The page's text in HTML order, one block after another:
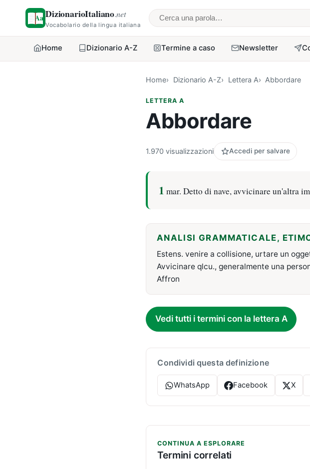
DizionarioItaliano.net
Vocabolario della lingua italiana Cerca una parola
Home Dizionario A-Z Termine a caso Newsletter
Home Dizionario A-Z Lettera A Abbordare
LETTERA A
Abbordare
1.970 visualizzazioni Accedi per salvare
1 mar. Detto di nave, avvicinare un'altra
ANALISI GRAMMATICALE,
Estens. venire a collisione, urtare un
Avvicinare qlcu., generalmente una
Affron
Vedi tutti i termini con la lettera A
Condividi questa definizione
WhatsApp Facebook X
CONTINUA A ESPLORARE
Termini correlati